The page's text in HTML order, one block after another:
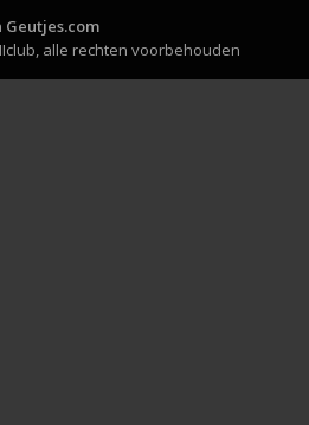
Geutjes.com
alle rechten voorbehouden